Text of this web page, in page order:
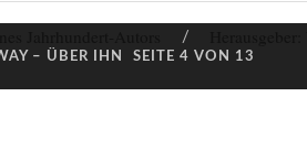
– ÜBER IHN SEITE 4 VON 13